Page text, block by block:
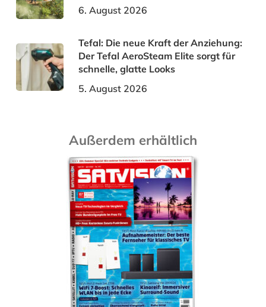
6. August 2026
Tefal: Die neue Kraft der Anziehung:
Der Tefal AeroSteam Elite sorgt für
schnelle, glatte Looks
5. August 2026
Außerdem erhältlich